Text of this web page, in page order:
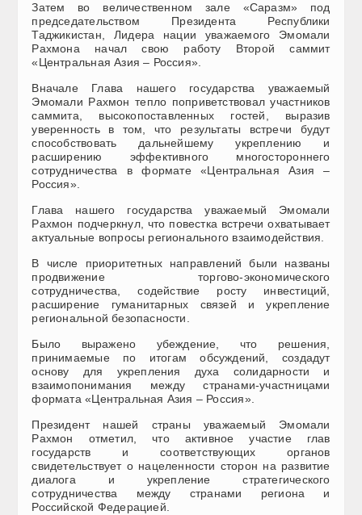
Затем во величественном зале «Саразм» под
председательством Президента Республики
Таджикистан, Лидера нации уважаемого Эмомали
Рахмона начал свою работу Второй саммит
«Центральная Азия – Россия».
Вначале Глава нашего государства уважаемый
Эмомали Рахмон тепло поприветствовал участников
саммита, высокопоставленных гостей, выразив
уверенность в том, что результаты встречи будут
способствовать дальнейшему укреплению и
расширению эффективного многостороннего
сотрудничества в формате «Центральная Азия –
Россия».
Глава нашего государства уважаемый Эмомали
Рахмон подчеркнул, что повестка встречи охватывает
актуальные вопросы регионального взаимодействия.
В числе приоритетных направлений были названы
продвижение торгово-экономического
сотрудничества, содействие росту инвестиций,
расширение гуманитарных связей и укрепление
региональной безопасности.
Было выражено убеждение, что решения,
принимаемые по итогам обсуждений, создадут
основу для укрепления духа солидарности и
взаимопонимания между странами-участницами
формата «Центральная Азия – Россия».
Президент нашей страны уважаемый Эмомали
Рахмон отметил, что активное участие глав
государств и соответствующих органов
свидетельствует о нацеленности сторон на развитие
диалога и укрепление стратегического
сотрудничества между странами региона и
Российской Федерацией.